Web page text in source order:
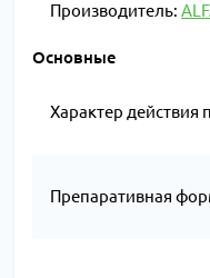
Производитель:
Основные
Характер действия
Препаративная